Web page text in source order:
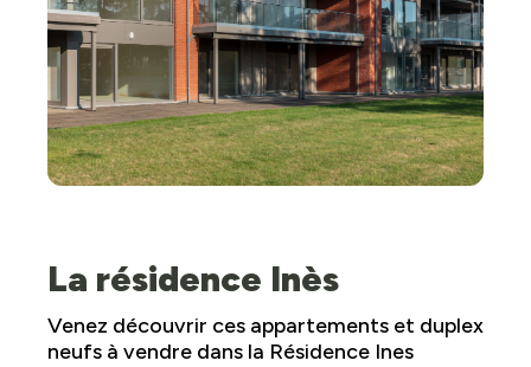
La résidence Inès
Venez découvrir ces appartements et duplex
neufs à vendre dans la Résidence Ines